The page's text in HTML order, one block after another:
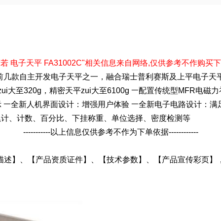
电子天平 FA31002C"相关信息来自网络,仅供参考不作购买
款自主开发电子天平之一，融合瑞士普利赛斯及上平电子
大至320g，精密天平zui大至6100g ￚ配置传统型MFR电磁
全新人机界面设计：增强用户体验 ￚ全新电子电路设计：
、计数、百分比、下挂称重、单位选择、密度检测等
-----------以上信息仅供参考不作为下单依据------------
】、【产品资质证件】、【技术参数】、【产品宣传彩页】